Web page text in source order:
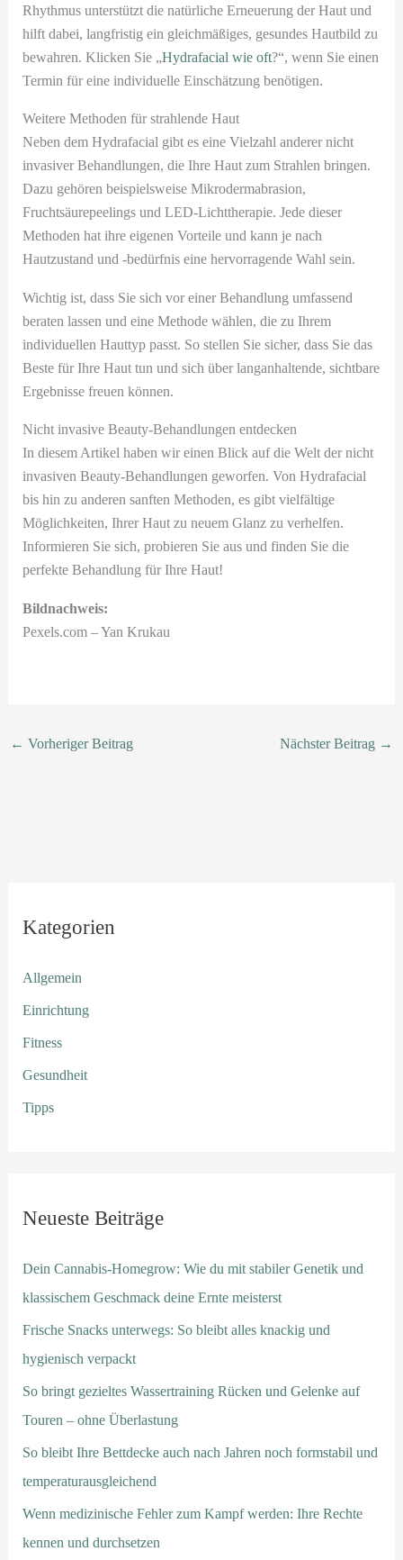
Rhythmus unterstützt die natürliche Erneuerung der Haut und
hilft dabei, langfristig ein gleichmäßiges, gesundes Hautbild zu
bewahren. Klicken Sie „Hydrafacial wie oft?“, wenn Sie einen
Termin für eine individuelle Einschätzung benötigen.
Weitere Methoden für strahlende Haut
Neben dem Hydrafacial gibt es eine Vielzahl anderer nicht
invasiver Behandlungen, die Ihre Haut zum Strahlen bringen.
Dazu gehören beispielsweise Mikrodermabrasion,
Fruchtsäurepeelings und LED-Lichttherapie. Jede dieser
Methoden hat ihre eigenen Vorteile und kann je nach
Hautzustand und -bedürfnis eine hervorragende Wahl sein.
Wichtig ist, dass Sie sich vor einer Behandlung umfassend
beraten lassen und eine Methode wählen, die zu Ihrem
individuellen Hauttyp passt. So stellen Sie sicher, dass Sie das
Beste für Ihre Haut tun und sich über langanhaltende, sichtbare
Ergebnisse freuen können.
Nicht invasive Beauty-Behandlungen entdecken
In diesem Artikel haben wir einen Blick auf die Welt der nicht
invasiven Beauty-Behandlungen geworfen. Von Hydrafacial
bis hin zu anderen sanften Methoden, es gibt vielfältige
Möglichkeiten, Ihrer Haut zu neuem Glanz zu verhelfen.
Informieren Sie sich, probieren Sie aus und finden Sie die
perfekte Behandlung für Ihre Haut!
Bildnachweis:
Pexels.com – Yan Krukau
← Vorheriger Beitrag Nächster Beitrag →
Kategorien
Allgemein
Einrichtung
Fitness
Gesundheit
Tipps
Neueste Beiträge
Dein Cannabis-Homegrow: Wie du mit stabiler Genetik und
klassischem Geschmack deine Ernte meisterst
Frische Snacks unterwegs: So bleibt alles knackig und
hygienisch verpackt
So bringt gezieltes Wassertraining Rücken und Gelenke auf
Touren – ohne Überlastung
So bleibt Ihre Bettdecke auch nach Jahren noch formstabil und
temperaturausgleichend
Wenn medizinische Fehler zum Kampf werden: Ihre Rechte
kennen und durchsetzen